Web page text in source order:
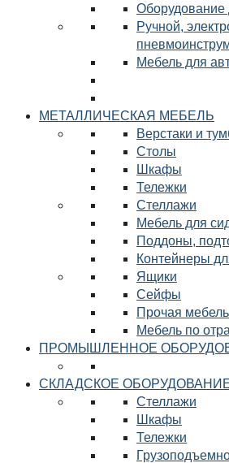
Оборудование
Ручной,
Мебель для
МЕТАЛЛИЧЕСКАЯ МЕБЕЛЬ
Верстаки и
Столы
Шкафы
Тележки
Стеллажи
Мебель для
Поддоны,
Контейнеры
Ящики
Сейфы
Прочая мебель
Мебель по
ПРОМЫШЛЕННОЕ
СКЛАДСКОЕ
Стеллажи
Шкафы
Тележки